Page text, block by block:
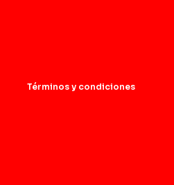
Términos y condiciones